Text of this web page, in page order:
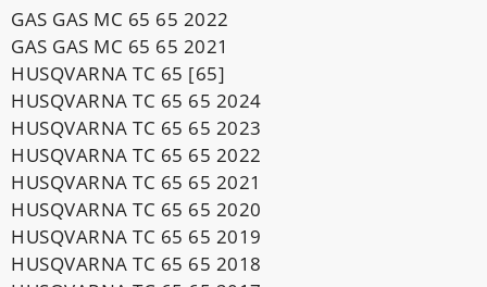
GAS GAS MC 65 65 2022
GAS GAS MC 65 65 2021
HUSQVARNA TC 65 [65]
HUSQVARNA TC 65 65 2024
HUSQVARNA TC 65 65 2023
HUSQVARNA TC 65 65 2022
HUSQVARNA TC 65 65 2021
HUSQVARNA TC 65 65 2020
HUSQVARNA TC 65 65 2019
HUSQVARNA TC 65 65 2018